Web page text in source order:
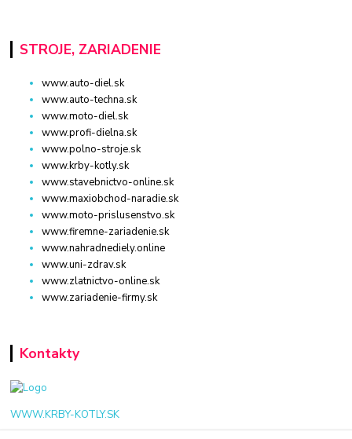
STROJE, ZARIADENIE
www.auto-diel.sk
www.auto-techna.sk
www.moto-diel.sk
www.profi-dielna.sk
www.polno-stroje.sk
www.krby-kotly.sk
www.stavebnictvo-online.sk
www.maxiobchod-naradie.sk
www.moto-prislusenstvo.sk
www.firemne-zariadenie.sk
www.nahradnediely.online
www.uni-zdrav.sk
www.zlatnictvo-online.sk
www.zariadenie-firmy.sk
Kontakty
WWW.KRBY-KOTLY.SK